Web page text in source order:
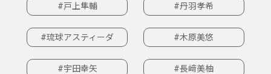
#戸上隼輔 #丹羽孝希
#琉球アスティーダ #木原美悠
#宇田幸矢 #長﨑美柚